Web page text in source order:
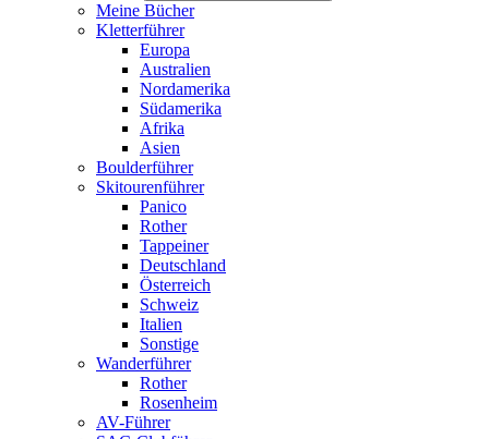
Meine Bücher
Kletterführer
Europa
Australien
Nordamerika
Südamerika
Afrika
Asien
Boulderführer
Skitourenführer
Panico
Rother
Tappeiner
Deutschland
Österreich
Schweiz
Italien
Sonstige
Wanderführer
Rother
Rosenheim
AV-Führer